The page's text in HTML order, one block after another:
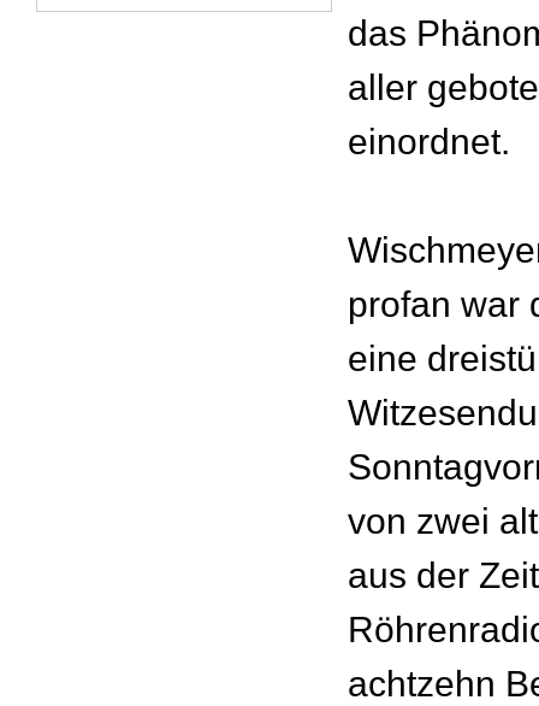
das
aller
einordnet.
profan war
eine
von zwei
aus der
achtzehn